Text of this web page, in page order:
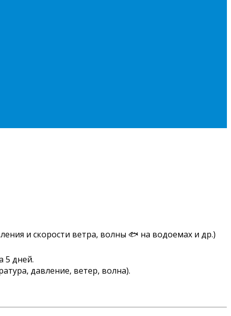
и скорости ветра, волны 🐟 на водоемах и др.)
5 дней.
давление, ветер, волна).